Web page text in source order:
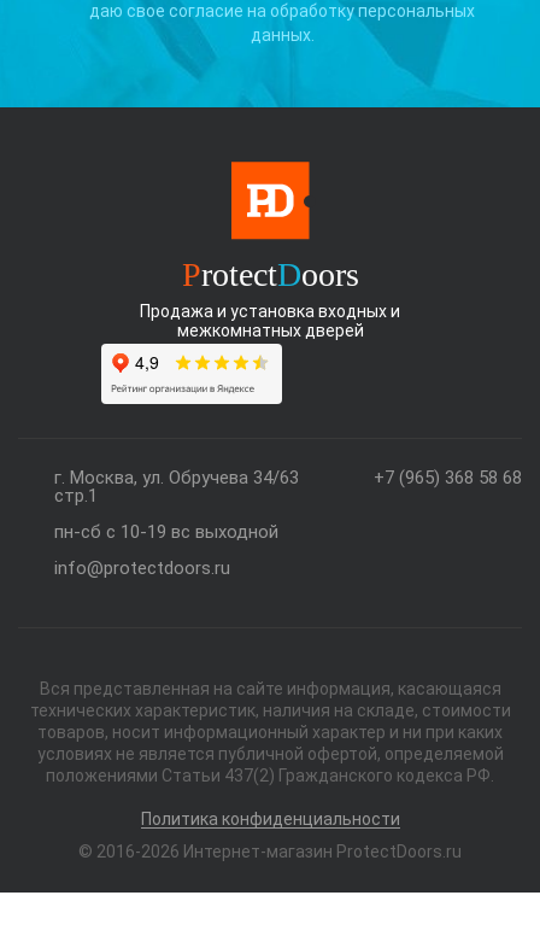
даю свое согласие на обработку персональных
данных.
ProtectDoors
Продажа и установка входных и
межкомнатных дверей
+7 (965) 368 58 68
г. Москва, ул. Обручева 34/63
стр.1
пн-сб с 10-19 вс выходной
info@protectdoors.ru
Вся представленная на сайте информация, касающаяся
технических характеристик, наличия на складе, стоимости
товаров, носит информационный характер и ни при каких
условиях не является публичной офертой, определяемой
положениями Статьи 437(2) Гражданского кодекса РФ.
Политика конфиденциальности
© 2016-2026 Интернет-магазин ProtectDoors.ru